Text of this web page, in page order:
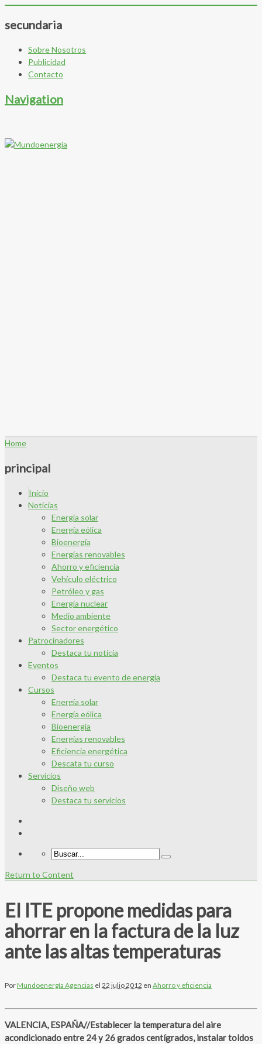
secundaria
Sobre Nosotros
Publicidad
Contacto
Navigation
Home
principal
Inicio
Noticias
Energía solar
Energía eólica
Bioenergía
Energías renovables
Ahorro y eficiencia
Vehículo eléctrico
Petróleo y gas
Energía nuclear
Medio ambiente
Sector energético
Patrocinadores
Destaca tu noticia
Eventos
Destaca tu evento de energía
Cursos
Energía solar
Energía eólica
Bioenergía
Energías renovables
Eficiencia energética
Descata tu curso
Servicios
Diseño web
Destaca tu servicios
Return to Content
El ITE propone medidas para
ahorrar en la factura de la luz
ante las altas temperaturas
PorMundoenergía Agencias el 22 julio 2012 en Ahorro y eficiencia
VALENCIA, ESPAÑA//Establecer la temperatura del aire
acondicionado entre 24 y 26 grados centígrados, instalar toldos